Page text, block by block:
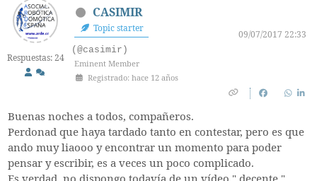
Respuestas: 24
CASIMIR
Topic starter
09/07/2017 22:33
(@casimir)
Eminent Member
Registrado: hace 12 años
Buenas noches a todos, compañeros.
Perdonad que haya tardado tanto en contestar, pero es que
ando muy liaooo y encontrar un momento para poder
pensar y escribir, es a veces un poco complicado.